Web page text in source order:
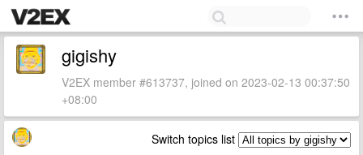
gigishy
V2EX member #613737, joined on 2023-02-13 00:37:50
+08:00
Switch topics list